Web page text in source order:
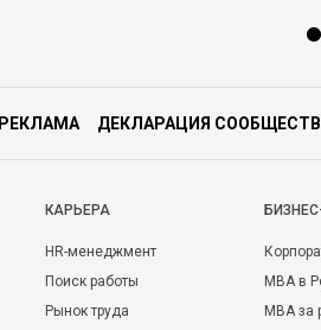
РЕКЛАМА ДЕКЛАРАЦИЯ
КАРЬЕРА
HR-менеджмент
Поиск работы
Рынок труда
MBA в
MBA